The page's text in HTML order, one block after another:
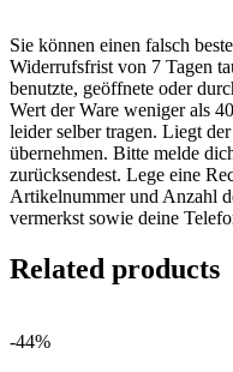
Sie können einen falsch
Widerrufsfrist von 7 Tagen
benutzte, geöffnete oder
Wert der Ware weniger als
leider selber tragen. Liegt
übernehmen. Bitte melde
zurücksendest. Lege eine
Artikelnummer und Anzahl
vermerkst sowie deine
Related products
-44%